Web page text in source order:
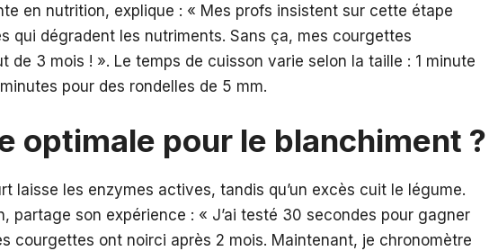
en nutrition, explique : « Mes profs insistent sur cette étape
qui dégradent les nutriments. Sans ça, mes courgettes
de 3 mois ! ». Le temps de cuisson varie selon la taille : 1 minute
pour des rondelles de 5 mm.
optimale pour le blanchiment ?
laisse les enzymes actives, tandis qu’un excès cuit le légume.
partage son expérience : « J’ai testé 30 secondes pour gagner
courgettes ont noirci après 2 mois. Maintenant, je chronomètre